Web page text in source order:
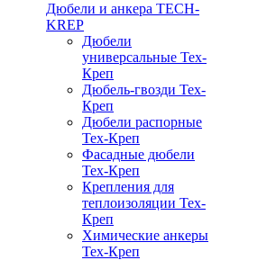
Дюбели и анкера TECH-
KREP
Дюбели
универсальные Тех-
Креп
Дюбель-гвозди Тех-
Креп
Дюбели распорные
Тех-Креп
Фасадные дюбели
Тех-Креп
Крепления для
теплоизоляции Тех-
Креп
Химические анкеры
Тех-Креп